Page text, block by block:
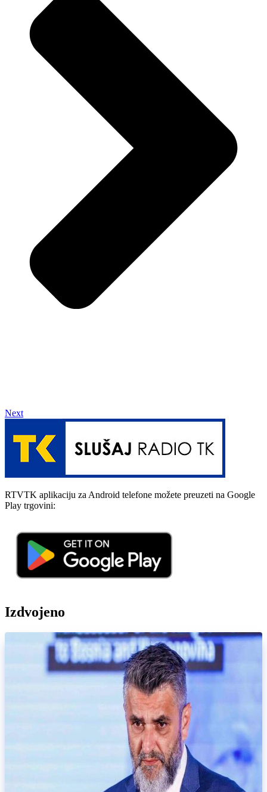
Next
RTVTK aplikaciju za Android telefone možete preuzeti na Google
Play trgovini:
Izdvojeno